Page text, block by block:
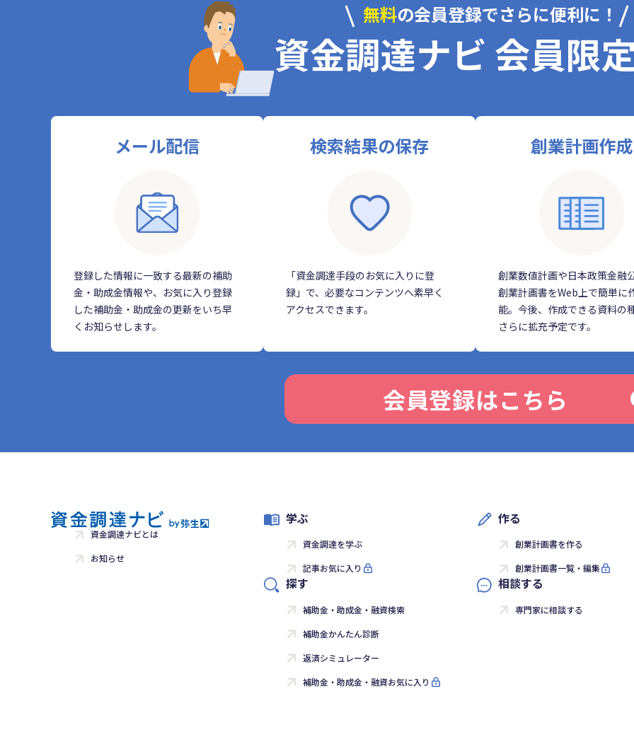
無料の会員登録でさらに便利に！
資金調達ナビ 会員限
メール配信
登録した情報に一致する最新の補助
金・助成金情報や、お気に入り登録
した補助金・助成金の更新をいち早
くお知らせします。
検索結果の保存
「資金調達手段のお気に入りに登
録」で、必要なコンテンツへ素早く
アクセスできます。
創業計画作成
創業数値計画や日本政策金融
創業計画書をWeb上で簡単に
能。今後、作成できる資料の
さらに拡充予定です。
会員登録はこちら
資金調達ナビとは
お知らせ
学ぶ
資金調達を学ぶ
記事お気に入り
探す
補助金・助成金・融資検索
補助金かんたん診断
返済シミュレーター
補助金・助成金・融資お気に入り
作る
創業計画書を作る
創業計画書一覧・編集
相談する
専門家に相談する